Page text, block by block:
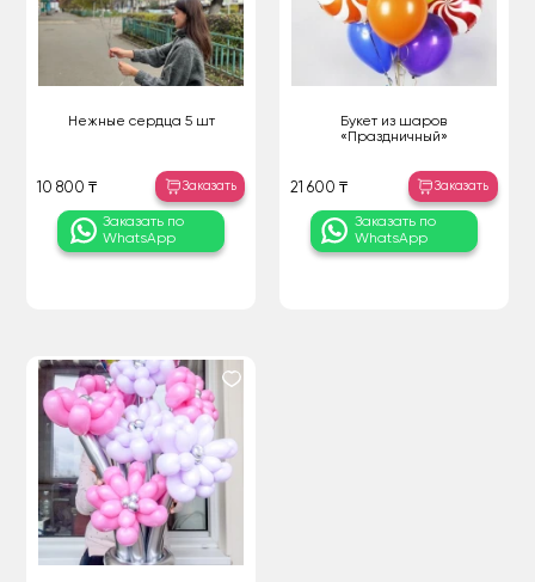
Нежные сердца 5 шт
10 800 ₸ Заказать
Заказать по
WhatsApp
Букет из шаров
«Праздничный»
21 600 ₸ Заказать
Заказать по
WhatsApp